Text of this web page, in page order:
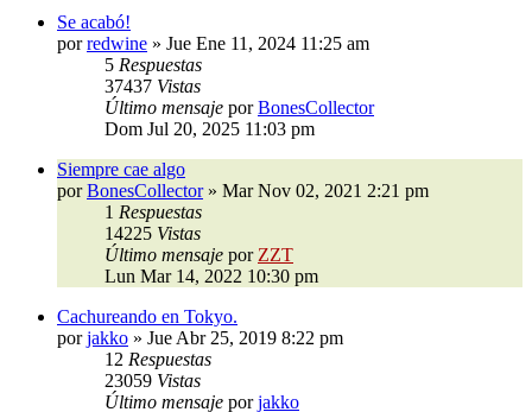
Se acabó!
porredwine » Jue Ene 11, 2024 11:25 am
5 Respuestas
37437 Vistas
Último mensaje porBonesCollector
Dom Jul 20, 2025 11:03 pm
Siempre cae algo
porBonesCollector» Mar Nov 02, 2021 2:21 pm
1 Respuestas
14225 Vistas
Último mensaje por ZZT
Lun Mar 14, 2022 10:30 pm
Cachureando en Tokyo.
porjakko » Jue Abr 25, 2019 8:22 pm
12 Respuestas
23059 Vistas
Último mensaje porjakko